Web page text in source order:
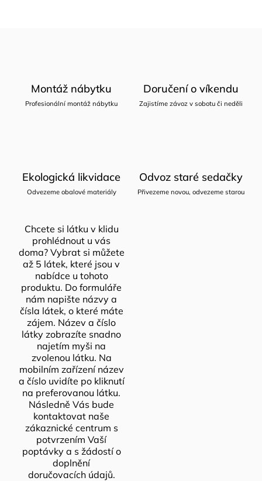
Montáž nábytku
Profesionální montáž nábytku
Doručení o víkendu
Zajistíme závoz v sobotu či neděli
Ekologická likvidace
Odvezeme obalové materiály
Odvoz staré sedačky
Přivezeme novou, odvezeme starou
Chcete si látku v klidu
prohlédnout u vás
doma? Vybrat si můžete
až 5 látek, které jsou v
nabídce u tohoto
produktu. Do formuláře
nám napište názvy a
čísla látek, o které máte
zájem. Název a číslo
látky zobrazíte snadno
najetím myši na
zvolenou látku. Na
mobilním zařízení název
a číslo uvidíte po kliknutí
na preferovanou látku.
Následně Vás bude
kontaktovat naše
zákaznické centrum s
potvrzením Vaší
poptávky a s žádostí o
doplnění
doručovacích údajů.